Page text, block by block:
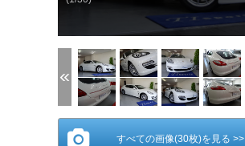
すべての画像(30枚)を見る >>